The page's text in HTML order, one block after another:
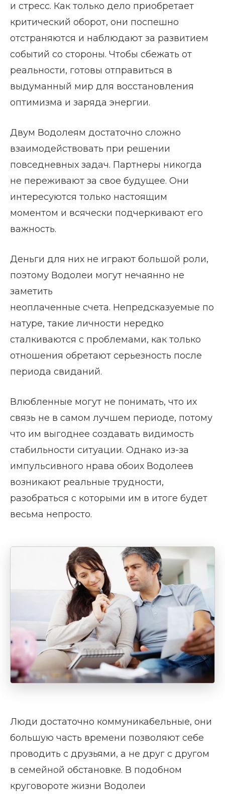
и стресс. Как только дело приобретает
критический оборот, они поспешно
отстраняются и наблюдают за развитием
событий со стороны. Чтобы сбежать от
реальности, готовы отправиться в
выдуманный мир для восстановления
оптимизма и заряда энергии.
Двум Водолеям достаточно сложно
взаимодействовать при решении
повседневных задач. Партнеры никогда
не переживают за свое будущее. Они
интересуются только настоящим
моментом и всячески подчеркивают его
важность.
Деньги для них не играют большой роли,
поэтому Водолеи могут нечаянно не
заметить
неоплаченные счета. Непредсказуемые по
натуре, такие личности нередко
сталкиваются с проблемами, как только
отношения обретают серьезность после
периода свиданий.
Влюбленные могут не понимать, что их
связь не в самом лучшем периоде, потому
что им выгоднее создавать видимость
стабильности ситуации. Однако из-за
импульсивного нрава обоих Водолеев
возникают реальные трудности,
разобраться с которыми им в итоге будет
весьма непросто.
Люди достаточно коммуникабельные, они
большую часть времени позволяют себе
проводить с друзьями, а не друг с другом
в семейной обстановке. В подобном
круговороте жизни Водолеи